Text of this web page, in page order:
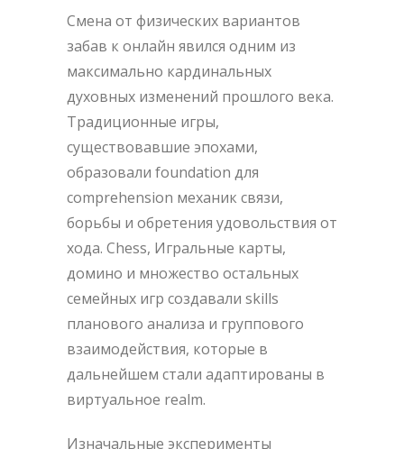
Смена от физических вариантов
забав к онлайн явился одним из
максимально кардинальных
духовных изменений прошлого века.
Традиционные игры,
существовавшие эпохами,
образовали foundation для
comprehension механик связи,
борьбы и обретения удовольствия от
хода. Chess, Игральные карты,
домино и множество остальных
семейных игр создавали skills
планового анализа и группового
взаимодействия, которые в
дальнейшем стали адаптированы в
виртуальное realm.
Изначальные эксперименты